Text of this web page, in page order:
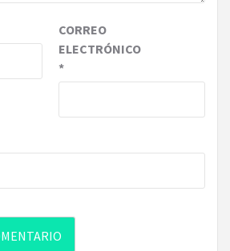
CORREO
ELECTRÓNICO
*